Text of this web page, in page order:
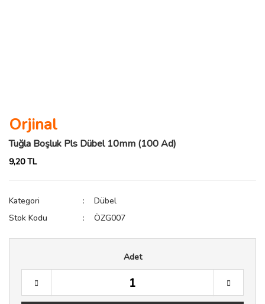
Orjinal
Tuğla Boşluk Pls Dübel 10mm (100 Ad)
9,20 TL
Kategori
Dübel
Stok Kodu
ÖZG007
Adet